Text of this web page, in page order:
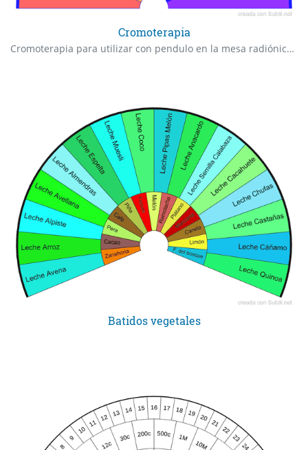
Cromoterapia
Cromoterapia para utilizar con pendulo en la mesa radiónica de Saint Germain
Batidos vegetales